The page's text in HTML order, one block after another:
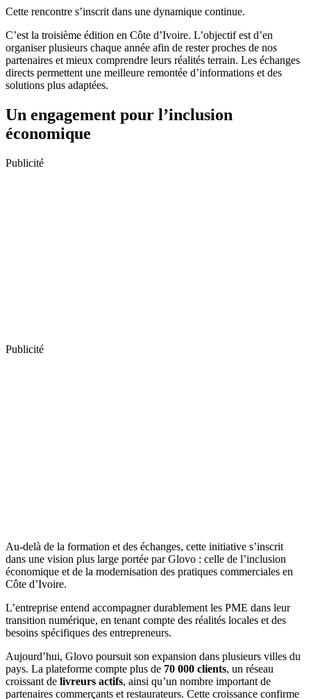
Cette rencontre s’inscrit dans une dynamique continue.
C’est la troisième édition en Côte d’Ivoire. L’objectif est d’en
organiser plusieurs chaque année afin de rester proches de nos
partenaires et mieux comprendre leurs réalités terrain. Les échanges
directs permettent une meilleure remontée d’informations et des
solutions plus adaptées.
Un engagement pour l’inclusion
économique
Publicité
Publicité
Au-delà de la formation et des échanges, cette initiative s’inscrit
dans une vision plus large portée par Glovo : celle de l’inclusion
économique et de la modernisation des pratiques commerciales en
Côte d’Ivoire.
L’entreprise entend accompagner durablement les PME dans leur
transition numérique, en tenant compte des réalités locales et des
besoins spécifiques des entrepreneurs.
Aujourd’hui, Glovo poursuit son expansion dans plusieurs villes du
pays. La plateforme compte plus de 70 000 clients, un réseau
croissant de livreurs actifs, ainsi qu’un nombre important de
partenaires commerçants et restaurateurs. Cette croissance confirme